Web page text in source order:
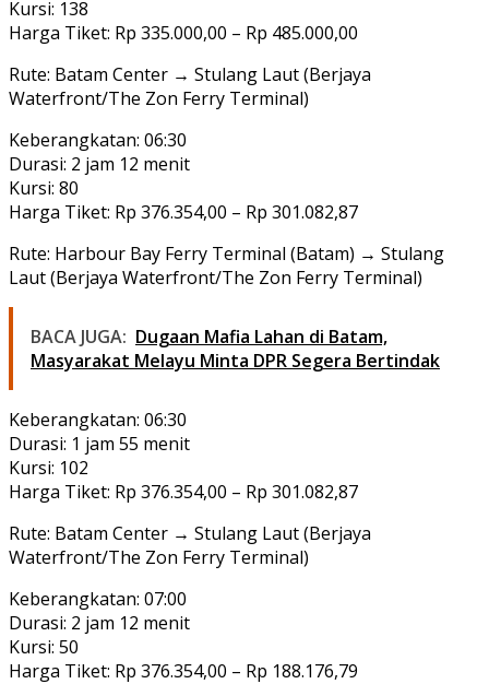
Kursi: 138
Harga Tiket: Rp 335.000,00 – Rp 485.000,00
Rute: Batam Center → Stulang Laut (Berjaya
Waterfront/The Zon Ferry Terminal)
Keberangkatan: 06:30
Durasi: 2 jam 12 menit
Kursi: 80
Harga Tiket: Rp 376.354,00 – Rp 301.082,87
Rute: Harbour Bay Ferry Terminal (Batam) → Stulang
Laut (Berjaya Waterfront/The Zon Ferry Terminal)
BACA JUGA: Dugaan Mafia Lahan di Batam,
Masyarakat Melayu Minta DPR Segera Bertindak
Keberangkatan: 06:30
Durasi: 1 jam 55 menit
Kursi: 102
Harga Tiket: Rp 376.354,00 – Rp 301.082,87
Rute: Batam Center → Stulang Laut (Berjaya
Waterfront/The Zon Ferry Terminal)
Keberangkatan: 07:00
Durasi: 2 jam 12 menit
Kursi: 50
Harga Tiket: Rp 376.354,00 – Rp 188.176,79